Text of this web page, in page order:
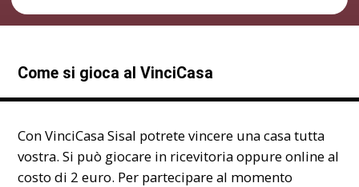
Come si gioca al VinciCasa
Con VinciCasa Sisal potrete vincere una casa tutta
vostra. Si può giocare in ricevitoria oppure online al
costo di 2 euro. Per partecipare al momento